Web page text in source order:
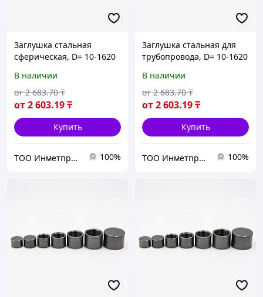
Заглушка стальная
сферическая, D= 10-1620
20..., Стандарт: АТК
24.200.02-90...
В наличии
от2 603.19₸
от 2 683.70 ₸
Купить
ТОО Инметпром 100%
Заглушка стальная для
трубопровода, D= 10-1620
20..., Стандарт: АТК
24.200.02-90...
В наличии
от2 603.19₸
от 2 683.70 ₸
Купить
ТОО Инметпром 100%